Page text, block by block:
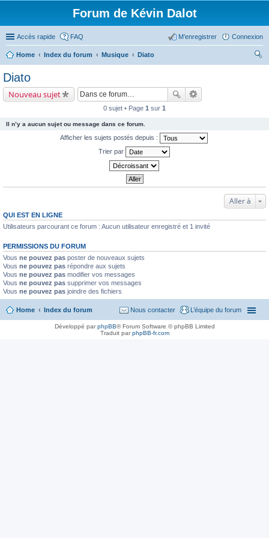
Forum de Kévin Dalot
Accès rapide FAQ Connexion
M’enregistrer
Home Index du forum Musique
Diato
Diato
Nouveau sujet
0 sujet • Page 1 sur 1
Il n’y a aucun sujet ou message dans ce forum.
Afficher les sujets postés depuis :
Trier par
Aller à
QUI EST EN LIGNE
Utilisateurs parcourant ce forum : Aucun utilisateur enregistré et 1 invité
PERMISSIONS DU FORUM
Vous ne pouvez pas poster de nouveaux sujets
Vous ne pouvez pas répondre aux sujets
Vous ne pouvez pas modifier vos messages
Vous ne pouvez pas supprimer vos messages
Vous ne pouvez pas joindre des fichiers
Home Index du forum L’équipe du forum
Nous contacter
Développé parphpBB® Forum Software © phpBB Limited
Traduit parphpBB-fr.com